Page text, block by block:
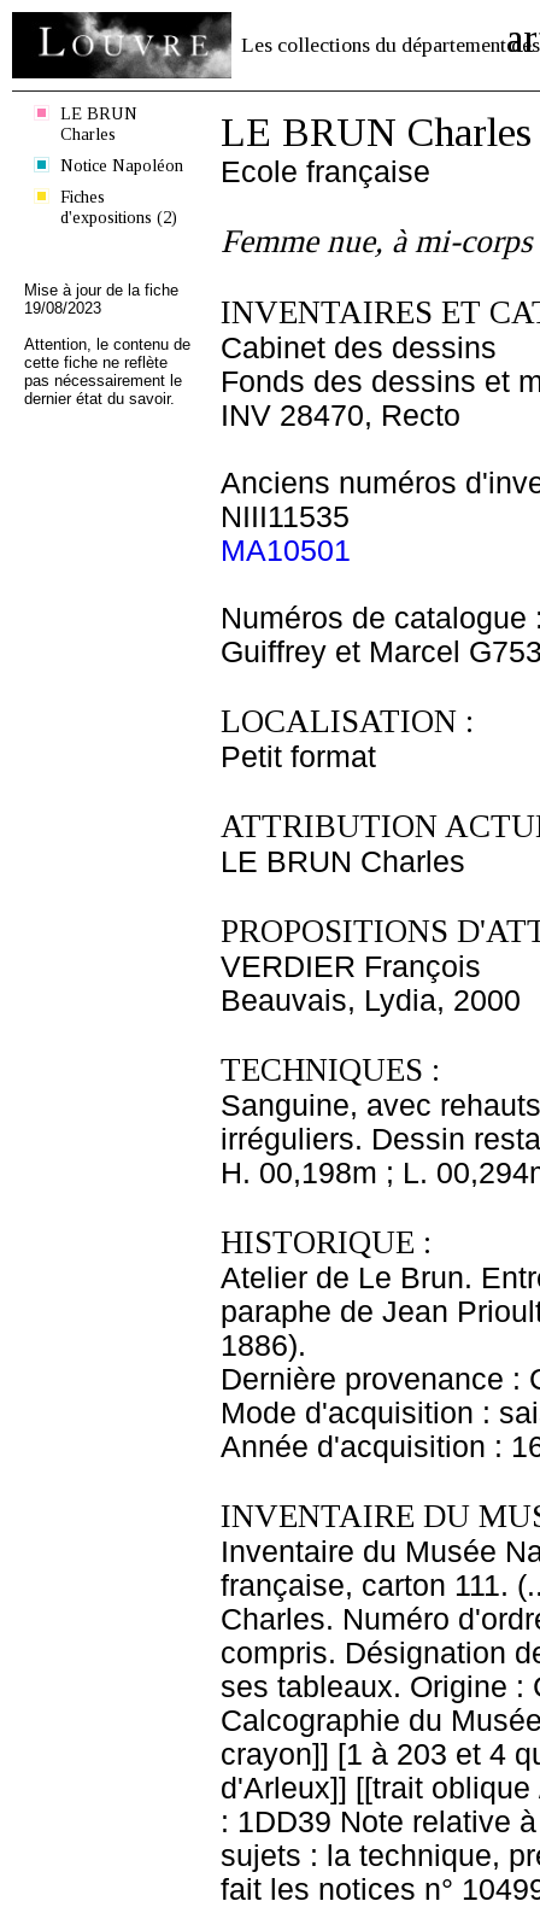
Les collections du département des
LE BRUN
Charles
Notice Napoléon
Fiches
d'expositions (2)
Mise à jour de la fiche
19/08/2023
Attention, le contenu de
cette fiche ne reflète
pas nécessairement le
dernier état du savoir.
LE BRUN Charles
Ecole française
Femme nue, à mi-corps
INVENTAIRES ET
Cabinet des dessins
Fonds des dessins et
INV 28470, Recto
Anciens numéros
NIII11535
MA10501
Numéros de catalogue
Guiffrey et Marcel
LOCALISATION :
Petit format
ATTRIBUTION
LE BRUN Charles
PROPOSITIONS
VERDIER François
Beauvais, Lydia, 2000
TECHNIQUES :
Sanguine, avec
irréguliers. Dessin
H. 00,198m ; L.
HISTORIQUE :
Atelier de Le Brun.
paraphe de Jean
1886).
Dernière provenance :
Mode d'acquisition :
Année d'acquisition :
INVENTAIRE DU
Inventaire du Musée
française, carton 111.
Charles. Numéro
compris. Désignation
ses tableaux. Origine :
Calcographie du
crayon]] [1 à 203 et 4
d'Arleux]] [[trait
: 1DD39 Note relative
sujets : la technique,
fait les notices n°